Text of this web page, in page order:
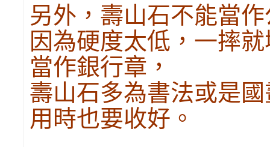
另外，壽山石不能當
因為硬度太低，一摔
當作銀行章，
壽山石多為書法或是
用時也要收好。